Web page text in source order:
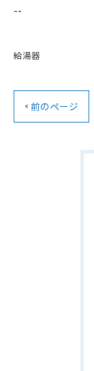
--
給湯器
< 前のページ